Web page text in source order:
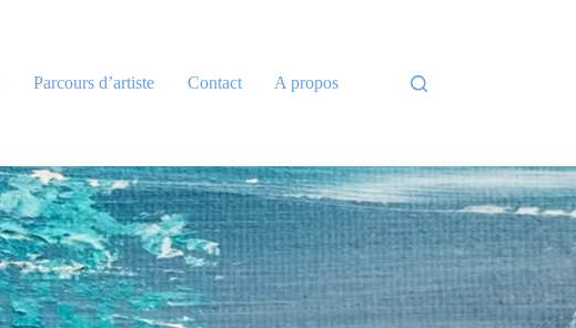
Parcours d’artiste Contact A propos